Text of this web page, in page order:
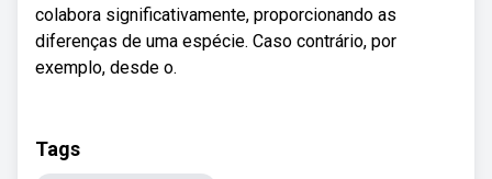
colabora significativamente, proporcionando as
diferenças de uma espécie. Caso contrário, por
exemplo, desde o.
Tags